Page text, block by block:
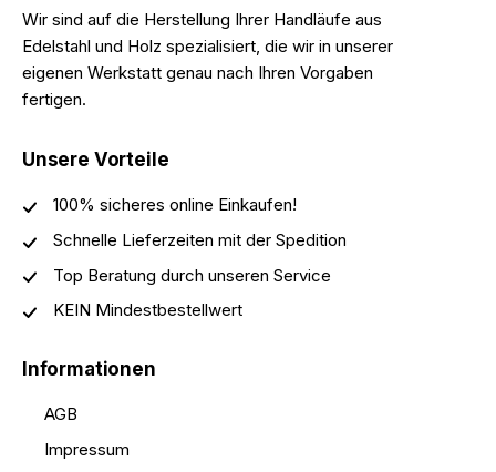
Wir sind auf die Herstellung Ihrer Handläufe aus
Edelstahl und Holz spezialisiert, die wir in unserer
eigenen Werkstatt genau nach Ihren Vorgaben
fertigen.
Unsere Vorteile
100% sicheres online Einkaufen!
Schnelle Lieferzeiten mit der Spedition
Top Beratung durch unseren Service
KEIN Mindestbestellwert
Informationen
AGB
Impressum